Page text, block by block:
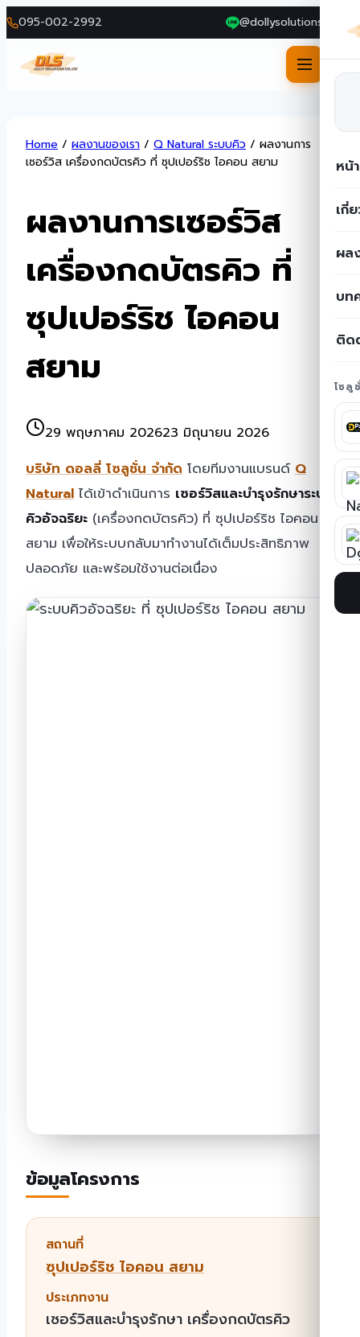
095-002-2992 @dollysolutions
หน้
เกี่
ผล
บท
ติด
โซลู
content
Home / ผลงานของเรา / Q Natural ระบบคิว / ผลงานการ
เซอร์วิส เครื่องกดบัตรคิว ที่ ซุปเปอร์ริช ไอคอน สยาม
ผลงานการเซอร์วิส
เครื่องกดบัตรคิว ที่
ซุปเปอร์ริช ไอคอน
สยาม
29 พฤษภาคม 202623 มิถุนายน 2026
บริษัท ดอลลี่ โซลูชั่น จำกัด โดยทีมงานแบรนด์ Q
Natural ได้เข้าดำเนินการ เซอร์วิสและบำรุงรักษาระบบ
คิวอัจฉริยะ (เครื่องกดบัตรคิว) ที่ ซุปเปอร์ริช ไอคอน
สยาม เพื่อให้ระบบกลับมาทำงานได้เต็มประสิทธิภาพ
ปลอดภัย และพร้อมใช้งานต่อเนื่อง
ข้อมูลโครงการ
สถานที่
ซุปเปอร์ริช ไอคอน สยาม
ประเภทงาน
เซอร์วิสและบำรุงรักษา เครื่องกดบัตรคิว